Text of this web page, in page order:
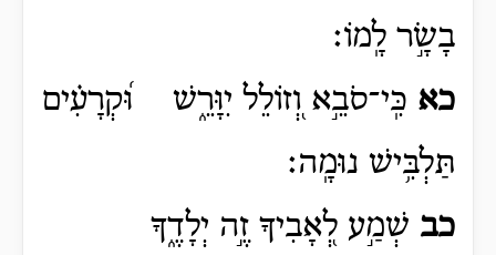
בָשָׂ֣ר לָֽמוֹ׃
כא כִּֽי־סֹבֵ֣א וְ֭זוֹלֵל יִוָּרֵ֑שׁ וּ֝קְרָעִ֗ים
תַּלְבִּ֥ישׁ נוּמָֽה׃
כב שְׁמַ֣ע לְ֭אָבִיךָ זֶ֣ה יְלָדֶ֑ךָ